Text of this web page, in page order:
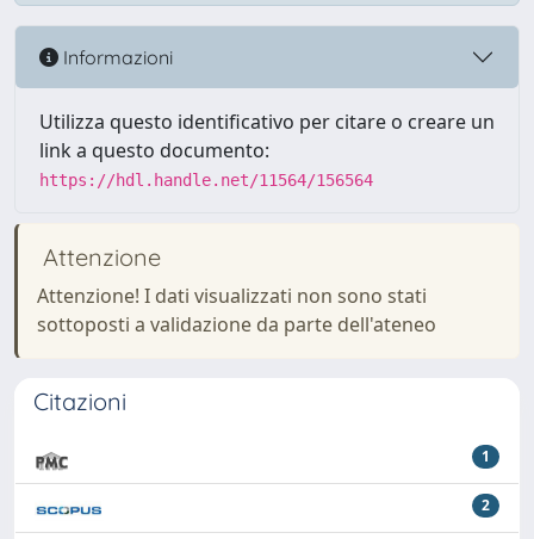
Informazioni
Utilizza questo identificativo per citare o creare un
link a questo documento:
https://hdl.handle.net/11564/156564
Attenzione
Attenzione! I dati visualizzati non sono stati
sottoposti a validazione da parte dell'ateneo
Citazioni
1
2